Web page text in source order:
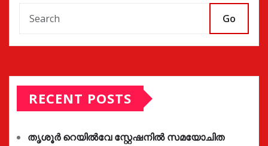
Go
RECENT POSTS
തൃശൂർ റെയിൽവേ സ്റ്റേഷനിൽ സമയോചിത